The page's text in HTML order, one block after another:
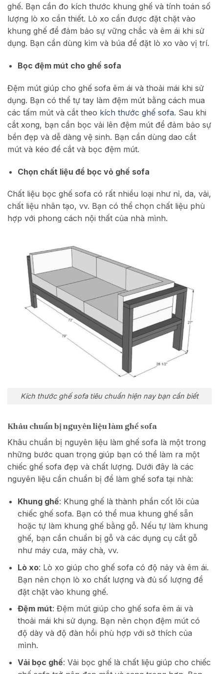
ghế. Bạn cần đo kích thước khung ghế và tính toán số
lượng lò xo cần thiết. Lò xo cần được đặt chặt vào
khung ghế để đảm bảo sự vững chắc và êm ái khi sử
dụng. Bạn cần dùng kìm và búa để đặt lò xo vào vị trí.
Bọc đệm mút cho ghế sofa
Đệm mút giúp cho ghế sofa êm ái và thoải mái khi sử
dụng. Bạn có thể tự tay làm đệm mút bằng cách mua
các tấm mút và cắt theo kích thước ghế sofa. Sau khi
cắt xong, bạn cần bọc vải lên đệm mút để đảm bảo sự
bền đẹp và dễ dàng vệ sinh. Bạn cần dùng dao cắt
mút và kéo để cắt và bọc đệm mút.
Chọn chất liệu để bọc vỏ ghế sofa
Chất liệu bọc ghế sofa có rất nhiều loại như nỉ, da, vải,
chất liệu nhân tạo, vv. Bạn có thể chọn chất liệu phù
hợp với phong cách nội thất của nhà mình.
Kích thước ghế sofa tiêu chuẩn hiện nay bạn cần biết
Khâu chuẩn bị nguyên liệu làm ghế sofa
Khâu chuẩn bị nguyên liệu làm ghế sofa là một trong
những bước quan trọng giúp bạn có thể làm ra một
chiếc ghế sofa đẹp và chất lượng. Dưới đây là các
nguyên liệu cần chuẩn bị để làm ghế sofa tại nhà:
Khung ghế: Khung ghế là thành phần cốt lõi của
chiếc ghế sofa. Bạn có thể mua khung ghế sẵn
hoặc tự làm khung ghế bằng gỗ. Nếu tự làm khung
ghế, bạn cần chuẩn bị gỗ và các dụng cụ cắt gỗ
như máy cưa, máy chà, vv.
Lò xo: Lò xo giúp cho ghế sofa có độ nảy và êm ái.
Bạn nên chọn lò xo chất lượng và đủ số lượng để
đặt chặt vào khung ghế.
Đệm mút: Đệm mút giúp cho ghế sofa êm ái và
thoải mái khi sử dụng. Bạn nên chọn đệm mút có
độ dày và độ đàn hồi phù hợp với sở thích của
mình.
Vải bọc ghế: Vải bọc ghế là chất liệu giúp cho chiếc